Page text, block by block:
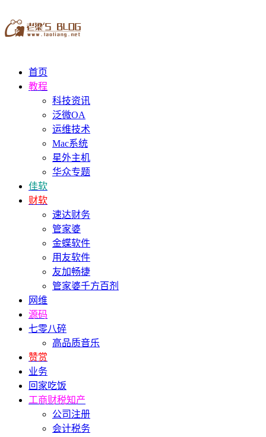
首页
教程
科技资讯
泛微OA
运维技术
Mac系统
星外主机
华众专题
佳软
财软
速达财务
管家婆
金蝶软件
用友软件
友加畅捷
管家婆千方百剂
网维
源码
七零八碎
高品质音乐
赞赏
业务
回家吃饭
工商财税知产
公司注册
会计税务